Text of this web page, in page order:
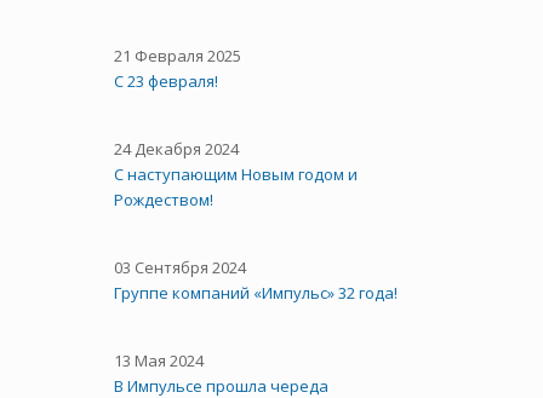
21 Февраля 2025
С 23 февраля!
24 Декабря 2024
С наступающим Новым годом и
Рождеством!
03 Сентября 2024
Группе компаний «Импульс» 32 года!
13 Мая 2024
В Импульсе прошла череда